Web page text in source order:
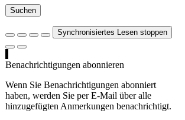
Suchen
Synchronisiertes Lesen stoppen
Benachrichtigungen abonnieren
Wenn Sie Benachrichtigungen abonniert
haben, werden Sie per E-Mail über alle
hinzugefügten Anmerkungen benachrichtigt.